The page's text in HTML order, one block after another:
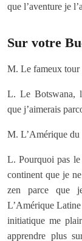
que l’aventure je
Sur votre
M. Le fameux tour
L. Le Botswana,
que j’aimerais
M. L’Amérique du
L. Pourquoi pas
continent que je
zen parce que
L’Amérique
initiatique me
apprendre plus